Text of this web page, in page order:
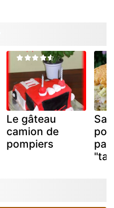
Le gâteau
camion de
pompiers